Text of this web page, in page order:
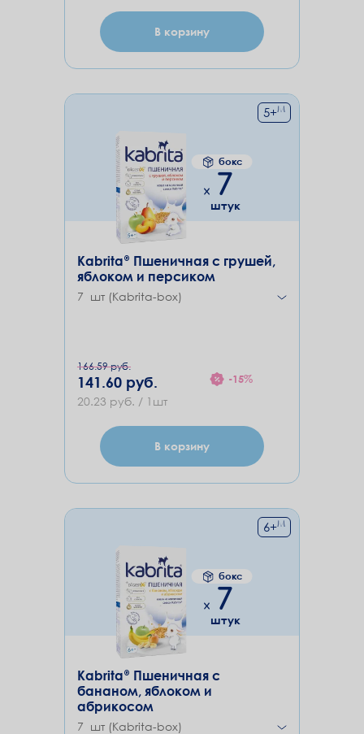
В корзину
5+М
7
штук
бокс
Kabrita® Пшеничная с грушей,
яблоком и персиком
7 шт (Kabrita-box)
166.59 руб.
141.60 руб.
20.23 руб. / 1шт
-15%
В корзину
6+М
7
штук
бокс
Kabrita® Пшеничная с
бананом, яблоком и
абрикосом
7 шт (Kabrita-box)